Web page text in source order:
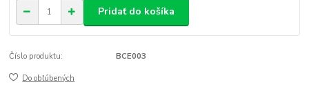
Pridať do košíka
Číslo produktu: BCE003
Do obľúbených